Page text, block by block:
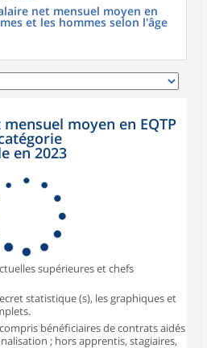
net mensuel moyen en
et les hommes selon l'âge
moyen en EQTP
en 2023
supérieures et chefs
statistique (s), les graphiques et
bénéficiaires de contrats aidés
; hors apprentis, stagiaires,